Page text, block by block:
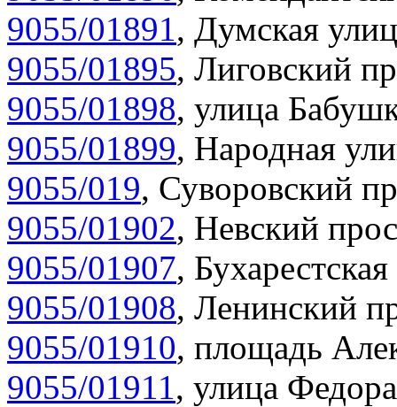
9055/01891, Думская
9055/01895, Лиговский
9055/01898, улица
9055/01899, Народная
9055/019, Суворовский
9055/01902, Невский
9055/01907,
9055/01908, Ленинский
9055/01910, площадь
9055/01911, улица